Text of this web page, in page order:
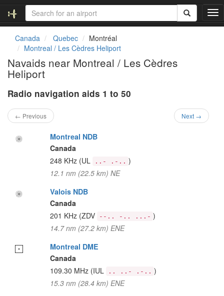
T
o
Canada Quebec
Montréal
Montreal / Les Cèdres Heliport
Navaids near Montreal / Les Cèdres
Heliport
Radio navigation aids 1 to 50
← Previous Next →
Montreal NDB
Canada
248 KHz (UL ..- .-.. )
12.1 nm (22.5 km) NE
Valois NDB
Canada
201 KHz (ZDV --.. -.. ...- )
14.7 nm (27.2 km) ENE
Montreal DME
Canada
109.30 MHz (IUL .. ..- .-.. )
15.3 nm (28.4 km) ENE